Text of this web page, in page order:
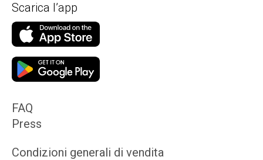
Scarica l’app
FAQ
Press
Condizioni generali di vendita